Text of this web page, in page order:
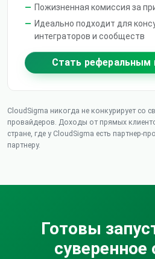
Пожизненная комиссия за
Идеально подходит для
интеграторов и сообществ
Стать реферальным
CloudSigma никогда не конкурирует со
провайдеров. Доходы от прямых
стране, где у CloudSigma есть партнер-
партнеру.
Готовы
суверенное